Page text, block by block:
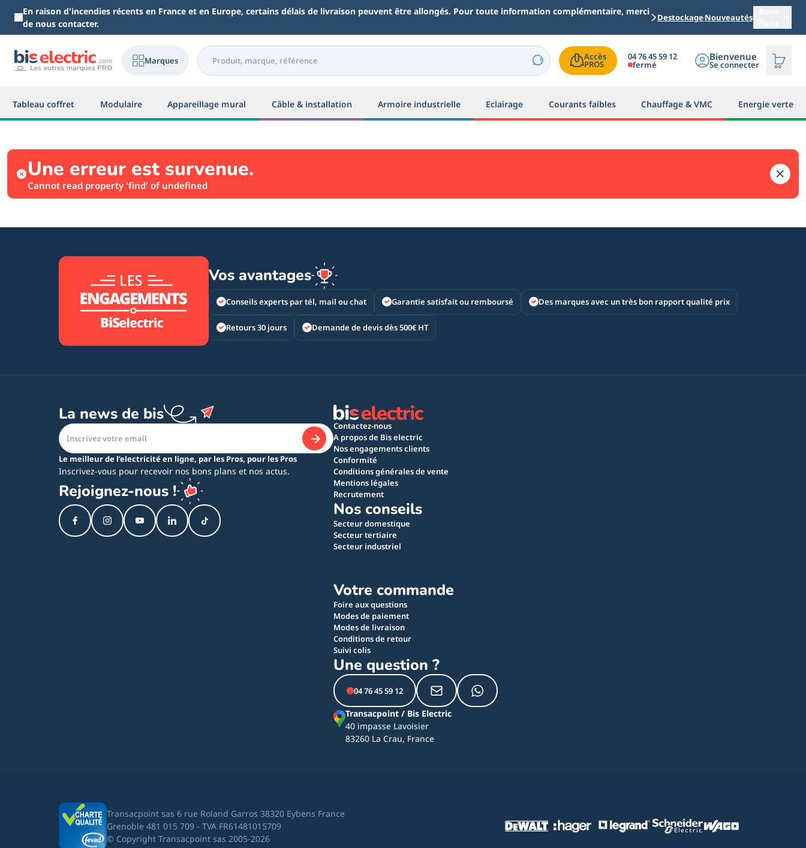
Aller au contenu principal
En raison d'incendies récents en France et en Europe, certains délais de livraison peuvent être allongés. Pour toute information complémentaire, merci
de nous contacter.
DestockageNouveautés
Marques Accès
PROS
04 76 45 59 12
fermé
Bienvenue
Se connecter
Tableau coffret Modulaire Appareillage mural Câble & installation Armoire industrielle Eclairage Courants faibles Chauffage & VMC Energie verte
Une erreur est survenue.
Cannot read property 'find' of undefined
Vos avantages
Conseils experts par tél, mail ou chat Garantie satisfait ou remboursé Des marques avec un très bon rapport qualité prix
Retours 30 jours Demande de devis dès 500€ HT
La news de bis
Le meilleur de l’electricité en ligne, par les Pros, pour les Pros
Inscrivez-vous pour recevoir nos bons plans et nos actus.
Rejoignez-nous !
Contactez-nous
A propos de Bis electric
Nos engagements clients
Conformité
Conditions générales de vente
Mentions légales
Recrutement
Nos conseils
Secteur domestique
Secteur tertiaire
Secteur industriel
Votre commande
Foire aux questions
Modes de paiement
Modes de livraison
Conditions de retour
Suivi colis
Une question ?
04 76 45 59 12
Transacpoint / Bis Electric
40 impasse Lavoisier
83260 La Crau, France
Transacpoint sas 6 rue Roland Garros 38320 Eybens France
Grenoble 481 015 709 - TVA FR61481015709
© Copyright Transacpoint sas 2005-2026